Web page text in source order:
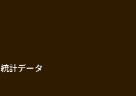
統計データ